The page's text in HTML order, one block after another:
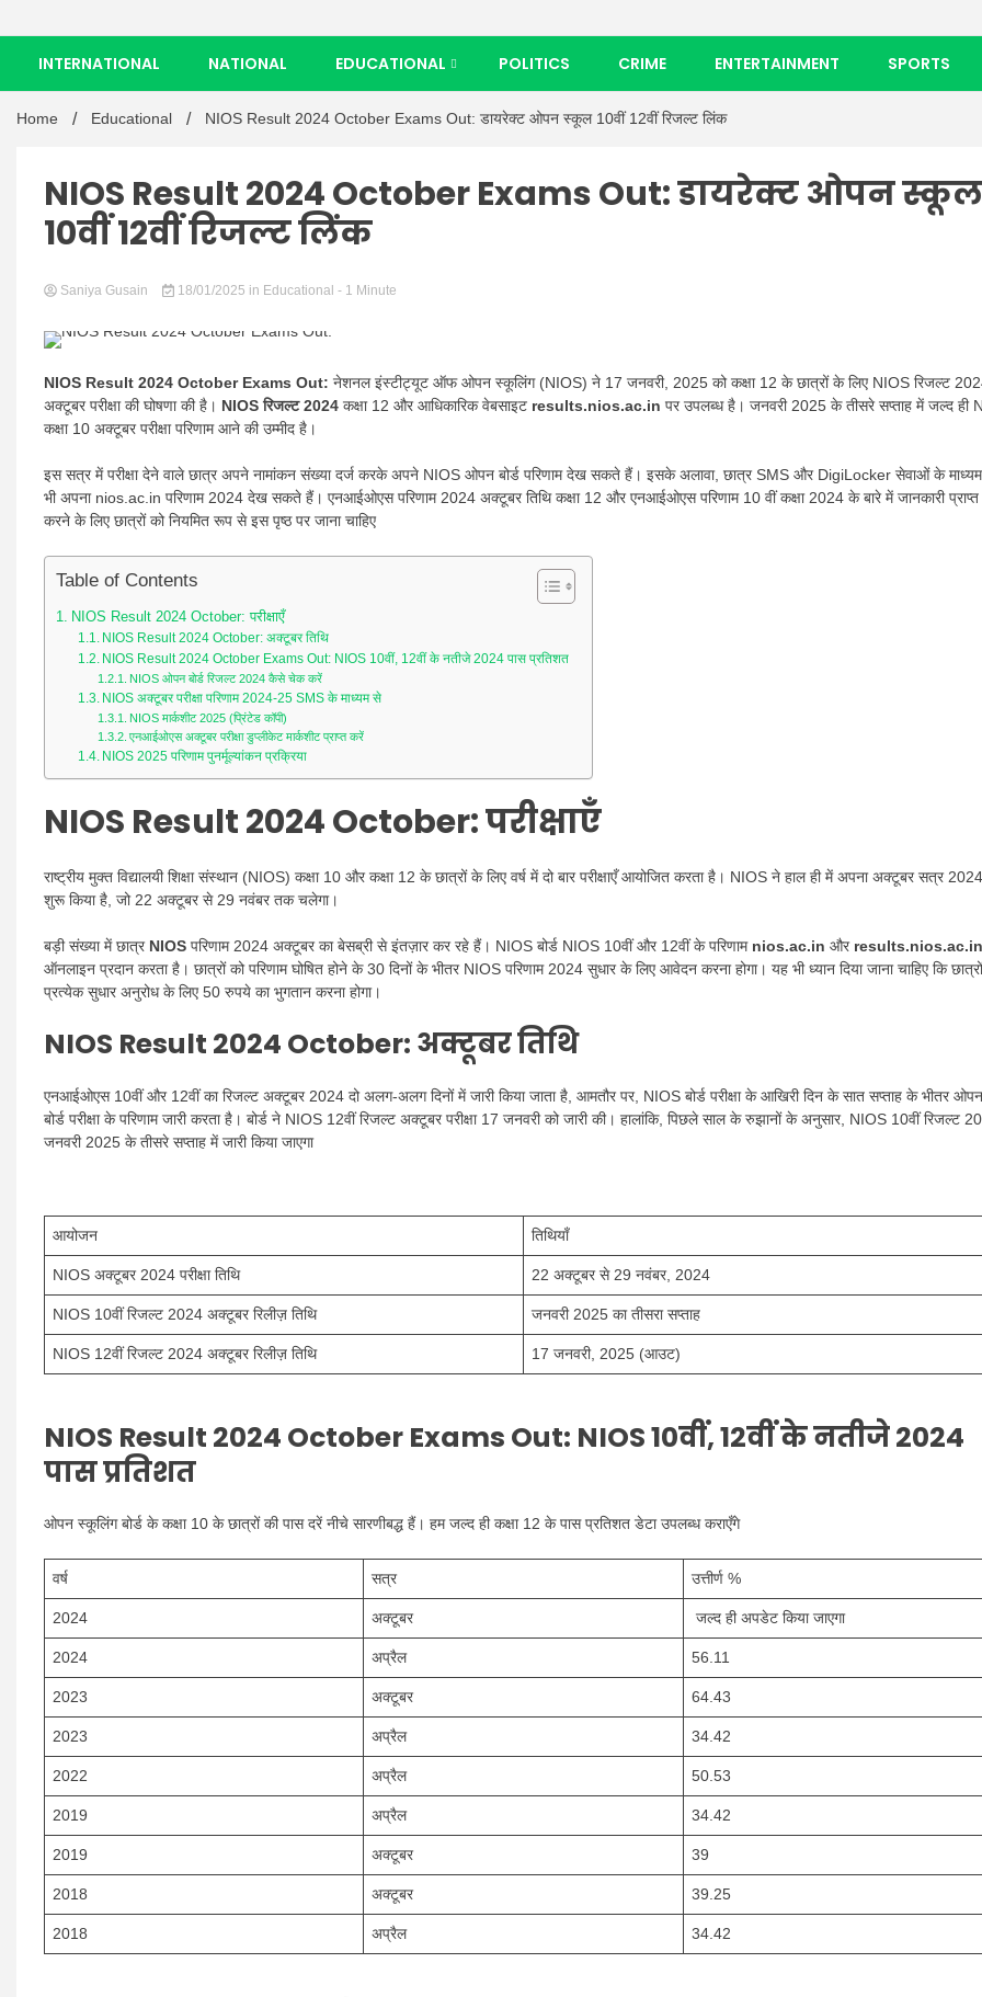
INTERNATIONAL NATIONAL EDUCATIONAL POLITICS CRIME ENTERTAINMENT SPORTS
Home Educational NIOS Result 2024 October Exams Out: डायरेक्ट ओपन स्कूल 10वीं 12वीं रिजल्ट लिंक
NIOS Result 2024 October Exams Out: डायरेक्ट ओपन स्कूल
10वीं 12वीं रिजल्ट लिंक
Saniya Gusain 18/01/2025 in Educational - 1 Minute
NIOS Result 2024 October Exams Out: नेशनल इंस्टीट्यूट ऑफ ओपन स्कूलिंग (NIOS) ने 17 जनवरी, 2025 को कक्षा 12 के छात्रों के लिए NIOS रिजल्ट
अक्टूबर परीक्षा की घोषणा की है। NIOS रिजल्ट 2024 कक्षा 12 और आधिकारिक वेबसाइट results.nios.ac.in पर उपलब्ध है। जनवरी 2025 के तीसरे सप्ताह में जल्द ही
कक्षा 10 अक्टूबर परीक्षा परिणाम आने की उम्मीद है।
इस सत्र में परीक्षा देने वाले छात्र अपने नामांकन संख्या दर्ज करके अपने NIOS ओपन बोर्ड परिणाम देख सकते हैं। इसके अलावा, छात्र SMS और DigiLocker सेवाओं के
भी अपना nios.ac.in परिणाम 2024 देख सकते हैं। एनआईओएस परिणाम 2024 अक्टूबर तिथि कक्षा 12 और एनआईओएस परिणाम 10 वीं कक्षा 2024 के बारे में जानकारी प्राप्त
करने के लिए छात्रों को नियमित रूप से इस पृष्ठ पर जाना चाहिए
Table of Contents
NIOS Result 2024 October: परीक्षाएँ
NIOS Result 2024 October: अक्टूबर तिथि
NIOS Result 2024 October Exams Out: NIOS 10वीं, 12वीं के नतीजे 2024 पास प्रतिशत
NIOS ओपन बोर्ड रिजल्ट 2024 कैसे चेक करें
NIOS अक्टूबर परीक्षा परिणाम 2024-25 SMS के माध्यम से
NIOS मार्कशीट 2025 (प्रिंटेड कॉपी)
एनआईओएस अक्टूबर परीक्षा डुप्लीकेट मार्कशीट प्राप्त करें
NIOS 2025 परिणाम पुनर्मूल्यांकन प्रक्रिया
NIOS Result 2024 October: परीक्षाएँ
राष्ट्रीय मुक्त विद्यालयी शिक्षा संस्थान (NIOS) कक्षा 10 और कक्षा 12 के छात्रों के लिए वर्ष में दो बार परीक्षाएँ आयोजित करता है। NIOS ने हाल ही में अपना अक्टूबर सत्र 2024
शुरू किया है, जो 22 अक्टूबर से 29 नवंबर तक चलेगा।
बड़ी संख्या में छात्र NIOS परिणाम 2024 अक्टूबर का बेसब्री से इंतज़ार कर रहे हैं। NIOS बोर्ड NIOS 10वीं और 12वीं के परिणाम nios.ac.in और
ऑनलाइन प्रदान करता है। छात्रों को परिणाम घोषित होने के 30 दिनों के भीतर NIOS परिणाम 2024 सुधार के लिए आवेदन करना होगा। यह भी ध्यान दिया जाना चाहिए कि
प्रत्येक सुधार अनुरोध के लिए 50 रुपये का भुगतान करना होगा।
NIOS Result 2024 October: अक्टूबर तिथि
एनआईओएस 10वीं और 12वीं का रिजल्ट अक्टूबर 2024 दो अलग-अलग दिनों में जारी किया जाता है, आमतौर पर, NIOS बोर्ड परीक्षा के आखिरी दिन के सात सप्ताह के भीतर ओपन
बोर्ड परीक्षा के परिणाम जारी करता है। बोर्ड ने NIOS 12वीं रिजल्ट अक्टूबर परीक्षा 17 जनवरी को जारी की। हालांकि, पिछले साल के रुझानों के अनुसार, NIOS 10वीं रिजल्ट
जनवरी 2025 के तीसरे सप्ताह में जारी किया जाएगा
आयोजन तिथियाँ
NIOS अक्टूबर 2024 परीक्षा तिथि 22 अक्टूबर से 29 नवंबर, 2024
NIOS 10वीं रिजल्ट 2024 अक्टूबर रिलीज़ तिथि जनवरी 2025 का तीसरा सप्ताह
NIOS 12वीं रिजल्ट 2024 अक्टूबर रिलीज़ तिथि 17 जनवरी, 2025 (आउट)
NIOS Result 2024 October Exams Out: NIOS 10वीं, 12वीं के नतीजे 2024
पास प्रतिशत
ओपन स्कूलिंग बोर्ड के कक्षा 10 के छात्रों की पास दरें नीचे सारणीबद्ध हैं। हम जल्द ही कक्षा 12 के पास प्रतिशत डेटा उपलब्ध कराएँगे
वर्ष सत्र उत्तीर्ण %
2024 अक्टूबर जल्द ही अपडेट किया जाएगा
2024 अप्रैल 56.11
2023 अक्टूबर 64.43
2023 अप्रैल 34.42
2022 अप्रैल 50.53
2019 अप्रैल 34.42
2019 अक्टूबर 39
2018 अक्टूबर 39.25
2018 अप्रैल 34.42